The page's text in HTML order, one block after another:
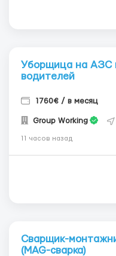
Уборщица на АЗС
водителей
1760€ / в месяц
Group Working
11 часов назад
Сварщик-
(MAG-сварка)